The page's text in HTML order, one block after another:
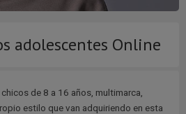
adolescentes Online
de 8 a 16 años, multimarca,
estilo que van adquiriendo en esta